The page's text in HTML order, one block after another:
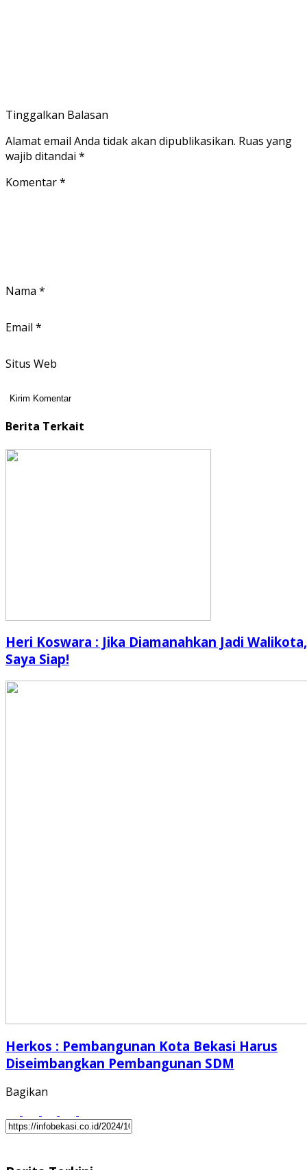
Tinggalkan Balasan
Alamat email Anda tidak akan dipublikasikan. Ruas yang
wajib ditandai *
Komentar*
Nama *
Email *
Situs Web
Berita Terkait
Heri Koswara : Jika Diamanahkan Jadi Walikota,
Saya Siap!
Herkos : Pembangunan Kota Bekasi Harus
Diseimbangkan Pembangunan SDM
Bagikan